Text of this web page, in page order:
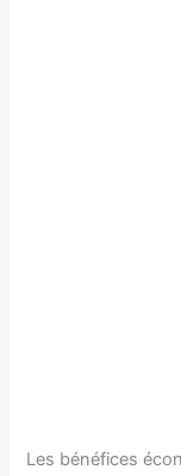
Les bénéfices